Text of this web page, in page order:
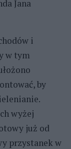
Jana
i
w tym
by
wyżej
już od
przystanek w